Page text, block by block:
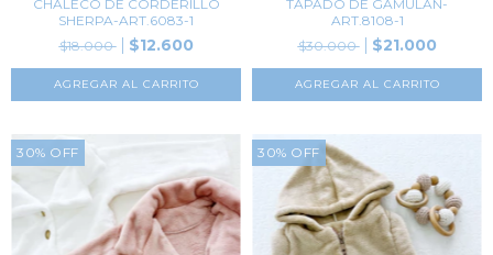
CHALECO DE CORDERILLO
SHERPA-ART.6083-1
$18.000
$12.600
AGREGAR AL CARRITO
TAPADO DE GAMULAN-
ART.8108-1
$30.000
$21.000
AGREGAR AL CARRITO
30% OFF 30% OFF